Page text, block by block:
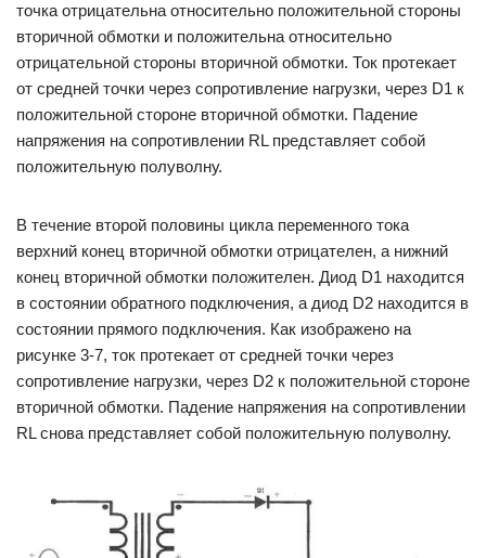
точка отрицательна относительно положительной стороны
вторичной обмотки и положительна относительно
отрицательной стороны вторичной обмотки. Ток протекает
от средней точки через сопротивление нагрузки, через D1 к
положительной стороне вторичной обмотки. Падение
напряжения на сопротивлении RL представляет собой
положительную полуволну.
В течение второй половины цикла переменного тока
верхний конец вторичной обмотки отрицателен, а нижний
конец вторичной обмотки положителен. Диод D1 находится
в состоянии обратного подключения, а диод D2 находится в
состоянии прямого подключения. Как изображено на
рисунке 3-7, ток протекает от средней точки через
сопротивление нагрузки, через D2 к положительной стороне
вторичной обмотки. Падение напряжения на сопротивлении
RL снова представляет собой положительную полуволну.